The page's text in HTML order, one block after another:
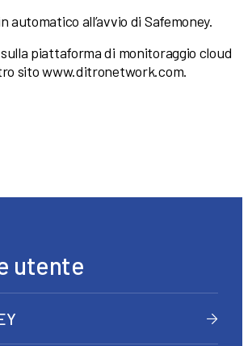
automatico all’avvio di Safemoney.
piattaforma di monitoraggio cloud
sito www.ditronetwork.com.
utente